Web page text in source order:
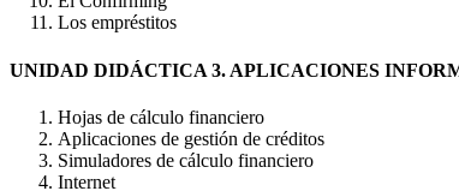
Los empréstitos
UNIDAD DIDÁCTICA 3. APLICACIONES
Hojas de cálculo financiero
Aplicaciones de gestión de créditos
Simuladores de cálculo financiero
Internet